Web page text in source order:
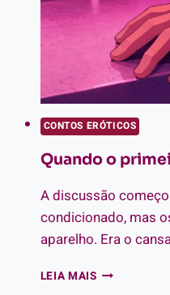
CONTOS ERÓTICOS
Quando o
A discussão
condicionado, mas
aparelho. Era o
LEIA MAISQUANDO